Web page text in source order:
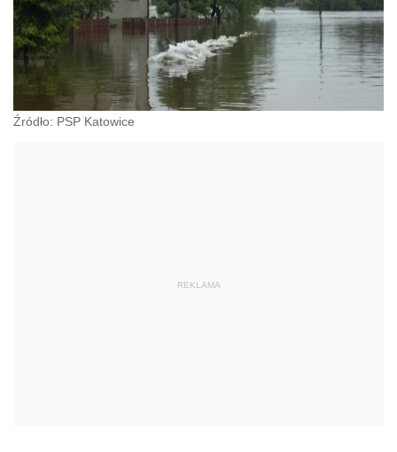
Źródło: PSP Katowice